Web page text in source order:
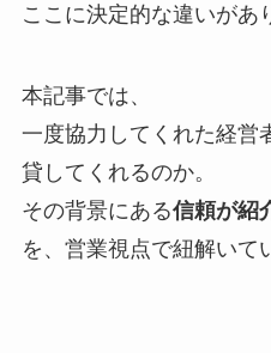
ここに決定的な違いがあ
本記事では、
一度協力してくれた経営
貸してくれるのか。
その背景にある信頼が紹
を、営業視点で紐解いて